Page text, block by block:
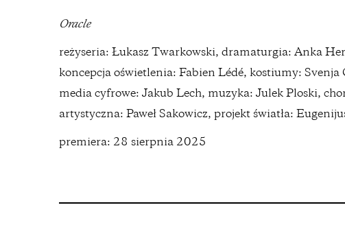
Oracle
reżyseria: Łukasz Twarkowski, dramaturgia: Anka
koncepcja oświetlenia: Fabien Lédé, kostiumy: Svenja
media cyfrowe: Jakub Lech, muzyka: Julek Ploski,
artystyczna: Paweł Sakowicz, projekt światła:
premiera: 28 sierpnia 2025